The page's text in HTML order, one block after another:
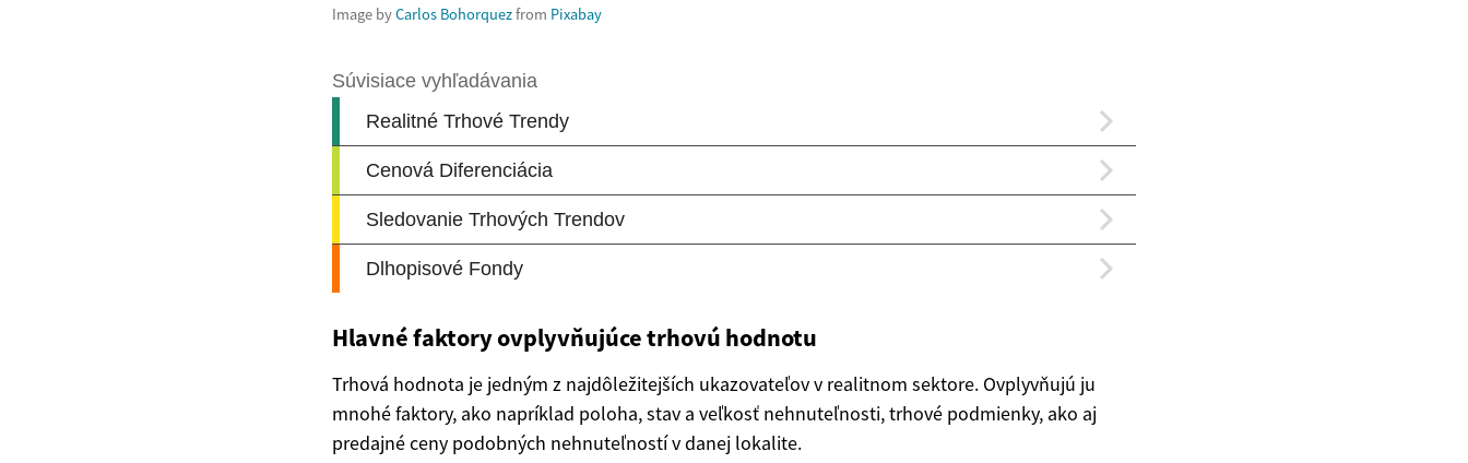
Image byCarlos Bohorquezfrom Pixabay
Hlavné faktory ovplyvňujúce trhovú hodnotu
Trhová hodnota je jedným z najdôležitejších ukazovateľov v realitnom sektore. Ovplyvňujú ju
mnohé faktory, ako napríklad poloha, stav a veľkosť nehnuteľnosti, trhové podmienky, ako aj
predajné ceny podobných nehnuteľností v danej lokalite.